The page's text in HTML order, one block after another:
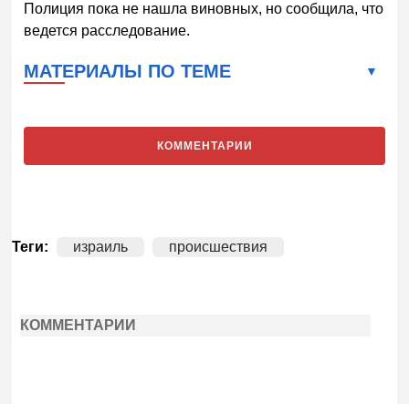
Полиция пока не нашла виновных, но сообщила, что
ведется расследование.
МАТЕРИАЛЫ ПО ТЕМЕ
КОММЕНТАРИИ
Теги: израиль происшествия
КОММЕНТАРИИ